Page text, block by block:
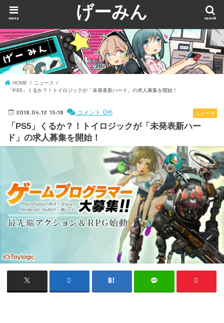
げーみん search
menu
HOME
ニュース
「PS5」くるか？！トイロジックが「未発表新ハード」の求人募集を開始！
ニュース
2018.04.12 15:18 コメント 0件
「PS5」くるか？！トイロジックが「未発表新ハー
ド」の求人募集を開始！